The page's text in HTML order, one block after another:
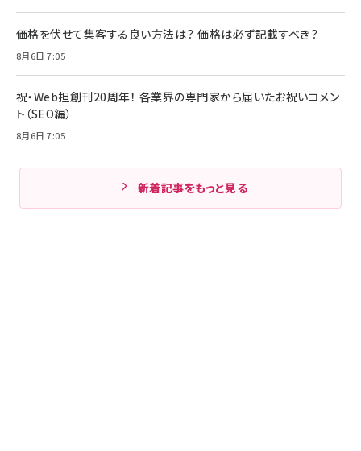
価格を伏せて集客する良い方法は？ 価格は必ず記載すべき？
8月6日 7:05
祝・Web担創刊20周年！ 各業界の専門家から届いたお祝いコメン
ト（SEO編）
8月6日 7:05
新着記事をもっと見る